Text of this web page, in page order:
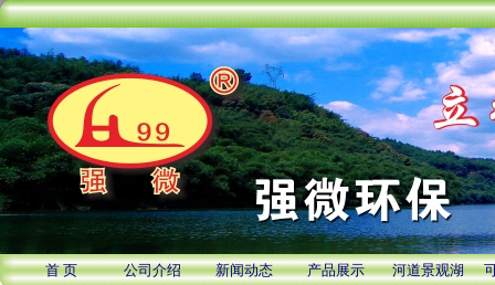
首 页 公司介绍 新闻动态 产品展示 河道景观湖